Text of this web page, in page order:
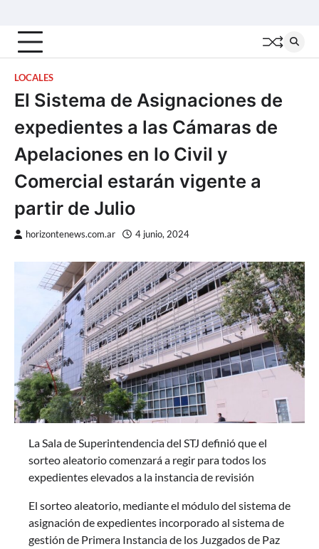
content
LOCALES
El Sistema de Asignaciones de
expedientes a las Cámaras de
Apelaciones en lo Civil y
Comercial estarán vigente a
partir de Julio
horizontenews.com.ar 4 junio, 2024
La Sala de Superintendencia del STJ definió que el
sorteo aleatorio comenzará a regir para todos los
expedientes elevados a la instancia de revisión
El sorteo aleatorio, mediante el módulo del sistema de
asignación de expedientes incorporado al sistema de
gestión de Primera Instancia de los Juzgados de Paz